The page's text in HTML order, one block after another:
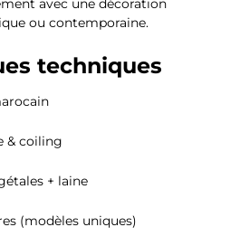
avec une décoration
ou contemporaine.
techniques
& coiling
+ laine
(modèles uniques)